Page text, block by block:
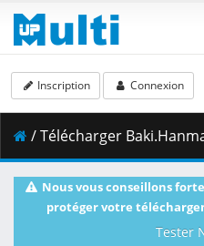
Inscription Connexion
/ Télécharger Baki.Hanma.VS.Kengan.Ashura.2024.540p.NF.WEB-
Nous vous conseillons
protéger votre
Tester